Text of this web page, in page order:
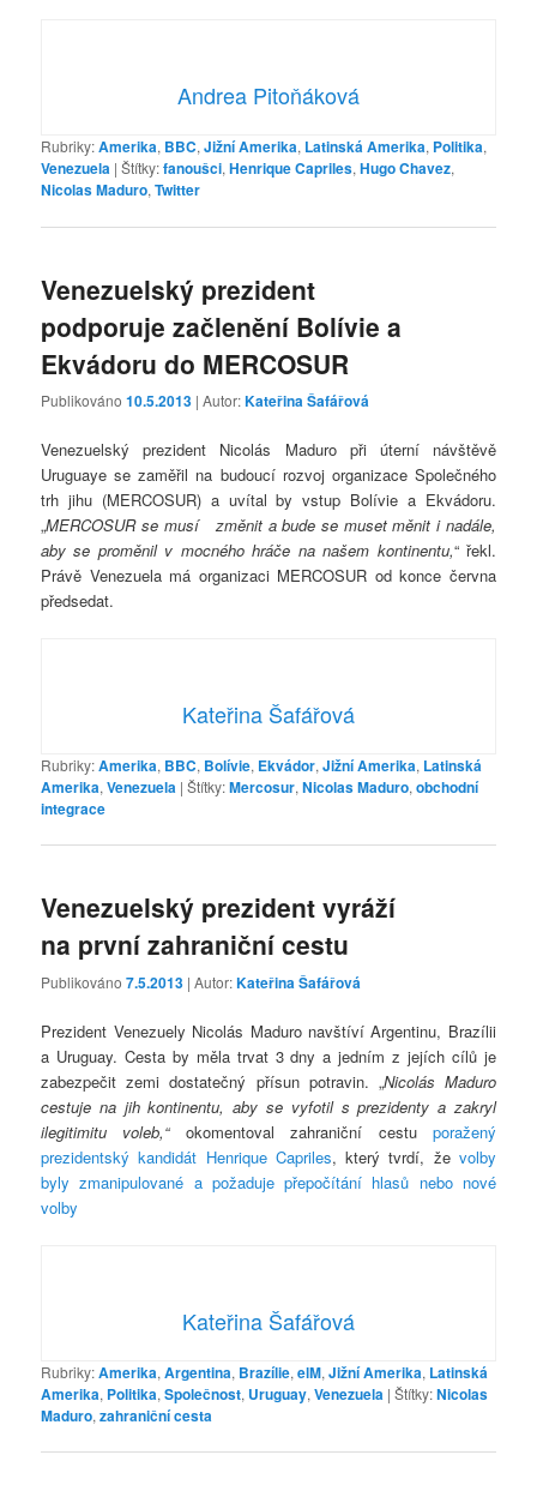
Andrea Pitoňáková
Rubriky:Amerika, BBC,Jižní Amerika, Latinská Amerika, Politika,
Venezuela |Štítky:fanoušci,Henrique Capriles,Hugo Chavez,
Nicolas Maduro,Twitter
Venezuelský prezident
podporuje začlenění Bolívie a
Ekvádoru do MERCOSUR
Publikováno10.5.2013 | Autor:Kateřina Šafářová
Venezuelský prezident Nicolás Maduro při úterní návštěvě
Uruguaye se zaměřil na budoucí rozvoj organizace Společného
trh jihu (MERCOSUR) a uvítal by vstup Bolívie a Ekvádoru.
„MERCOSUR se musí změnit a bude se muset měnit i nadále,
aby se proměnil v mocného hráče na našem kontinentu,“ řekl.
Právě Venezuela má organizaci MERCOSUR od konce června
předsedat.
Kateřina Šafářová
Rubriky:Amerika, BBC, Bolívie, Ekvádor,Jižní Amerika, Latinská
Amerika,Venezuela |Štítky:Mercosur,Nicolas Maduro,obchodní
integrace
Venezuelský prezident vyráží
na první zahraniční cestu
Publikováno7.5.2013 | Autor:Kateřina Šafářová
Prezident Venezuely Nicolás Maduro navštíví Argentinu, Brazílii
a Uruguay. Cesta by měla trvat 3 dny a jedním z jejích cílů je
zabezpečit zemi dostatečný přísun potravin. „Nicolás Maduro
cestuje na jih kontinentu, aby se vyfotil s prezidenty a zakryl
ilegitimitu voleb,“ okomentoval zahraniční cestu poražený
prezidentský kandidát Henrique Capriles, který tvrdí, že volby
byly zmanipulované a požaduje přepočítání hlasů nebo nové
volby
Kateřina Šafářová
Rubriky:Amerika,Argentina, Brazílie,elM,Jižní Amerika, Latinská
Amerika, Politika,Společnost, Uruguay,Venezuela |Štítky:Nicolas
Maduro,zahraniční cesta